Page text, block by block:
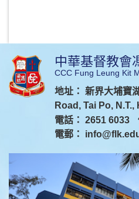
中華基督教會
CCC Fung Leung Kit
地址： 新界大埔寶
Road, Tai Po,
電話： 2651 6033
電郵：